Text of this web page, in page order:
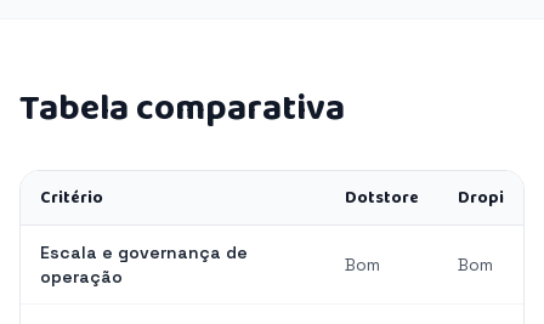
Tabela comparativa
Critério Dotstore Dropi
Escala e governança de
operação
Bom Bom